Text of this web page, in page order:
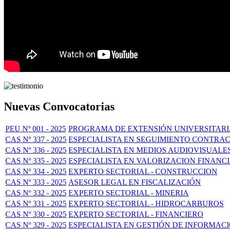
Nuevas Convocatorias
PEU Nº 001 - 2025 PROGRAMA DE EXTENSIÓN
CAS Nº 337 - 2025 ESPECIALISTA EN SEGUIMIENTO
CAS Nº 336 - 2025 ESPECIALISTA EN MEDIOS
CAS Nº 335 - 2025 ESPECIALISTA EN VALORIZACION
CAS Nº 334 - 2025 EXPERTO SECTORIAL - CONSTRUCCION
CAS Nº 333 - 2025 ASESOR LEGAL EN FISCALIZACIÓN
CAS Nº 332 - 2025 EXPERTO SECTORIAL - MINERIA
CAS Nº 331 - 2025 EXPERTO SECTORIAL - HIDROCARBUROS
CAS Nº 330 - 2025 EXPERTO SECTORIAL - FINANCIERO
CAS Nº 329 - 2025 ESPECIALISTA EN GESTIÓN DE